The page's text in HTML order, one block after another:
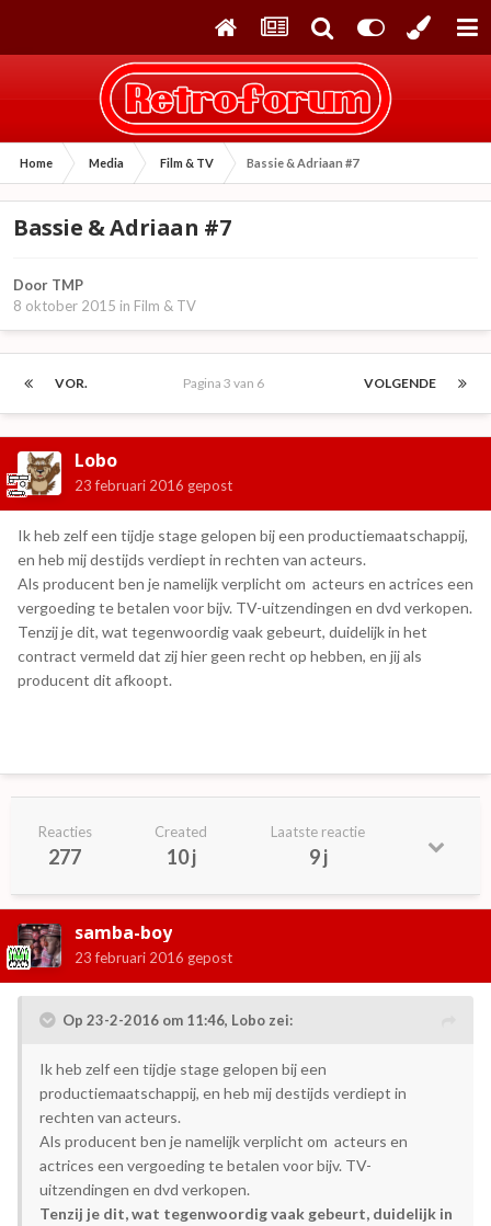
Home Media Film & TV Bassie & Adriaan #7
Bassie & Adriaan #7
Door TMP
8 oktober 2015 in Film & TV
VOR. VOLGENDE
Pagina 3 van 6
Lobo
23 februari 2016 gepost
Ik heb zelf een tijdje stage gelopen bij een productiemaatschappij,
en heb mij destijds verdiept in rechten van acteurs.
Als producent ben je namelijk verplicht om acteurs en actrices een
vergoeding te betalen voor bijv. TV-uitzendingen en dvd verkopen.
Tenzij je dit, wat tegenwoordig vaak gebeurt, duidelijk in het
contract vermeld dat zij hier geen recht op hebben, en jij als
producent dit afkoopt.
Reacties
277
Created
10 j
Laatste reactie
9 j
samba-boy
23 februari 2016 gepost
Op 23-2-2016 om 11:46, Lobo zei:
Ik heb zelf een tijdje stage gelopen bij een
productiemaatschappij, en heb mij destijds verdiept in
rechten van acteurs.
Als producent ben je namelijk verplicht om acteurs en
actrices een vergoeding te betalen voor bijv. TV-
uitzendingen en dvd verkopen.
Tenzij je dit, wat tegenwoordig vaak gebeurt, duidelijk in